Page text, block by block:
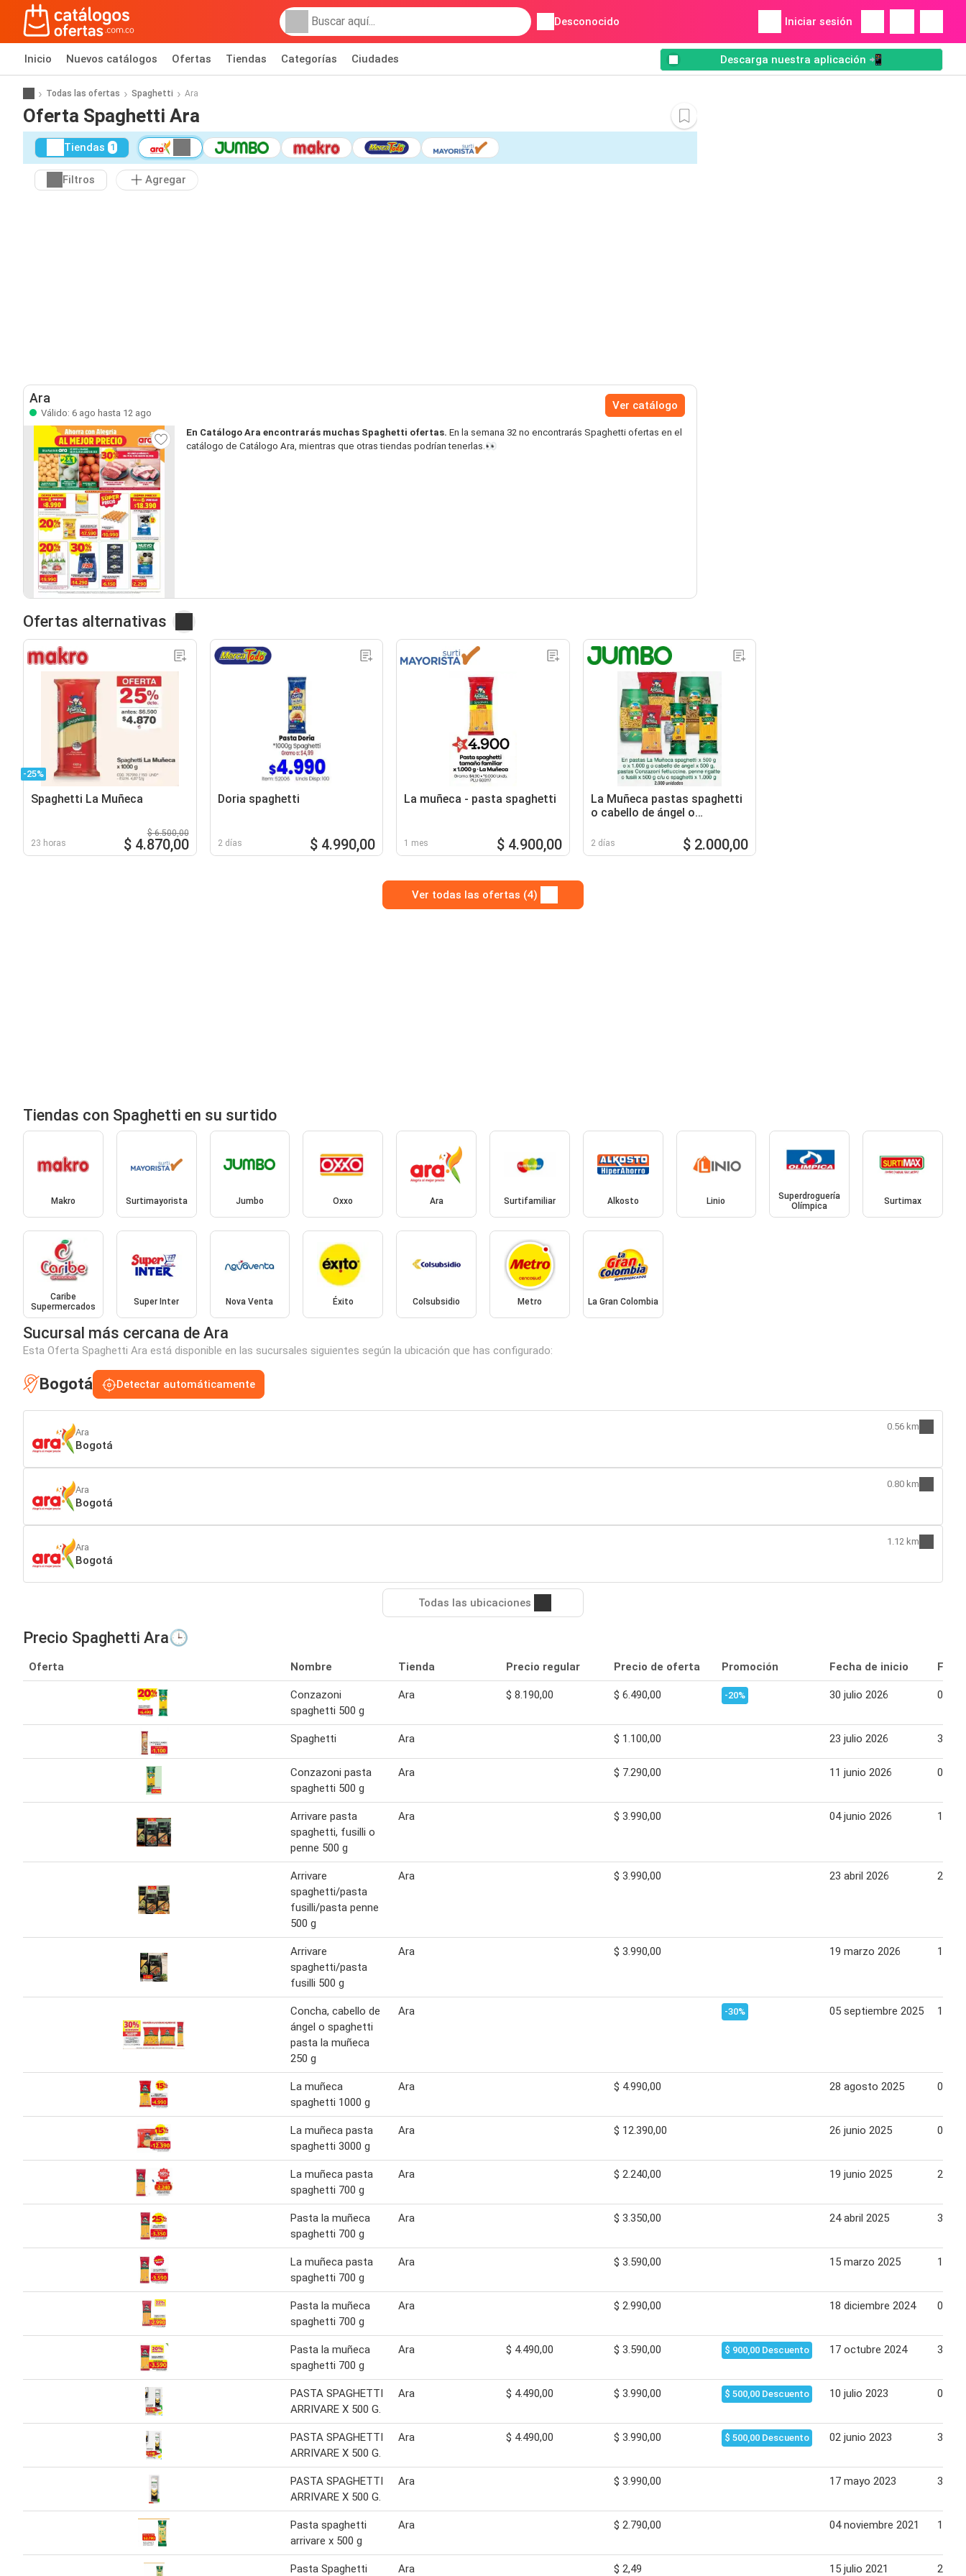
Desconocido Iniciar sesión
Inicio Nuevos catálogos Ofertas Tiendas Categorías Ciudades Descarga nuestra aplicación 📲
Todas las ofertas Spaghetti Ara
Oferta Spaghetti Ara
Tiendas 1
Filtros Agregar
Ara
Válido: 6 ago hasta 12 ago
Ver catálogo
En Catálogo Ara encontrarás muchas Spaghetti ofertas. En la semana 32 no encontrarás Spaghetti ofertas en el
catálogo de Catálogo Ara, mientras que otras tiendas podrían tenerlas.👀
Ofertas alternativas
-25%
Spaghetti La Muñeca
23 horas
$ 6.500,00
$ 4.870,00
Doria spaghetti
2 días $ 4.990,00
La muñeca - pasta spaghetti
1 mes $ 4.900,00
La Muñeca pastas spaghetti
o cabello de ángel o
rigate o fusili
2 días $ 2.000,00
Ver todas las ofertas (4)
Tiendas con Spaghetti en su surtido
Makro Surtimayorista Jumbo Oxxo Ara Surtifamiliar Alkosto Linio
Superdroguería
Olímpica
Surtimax
Caribe
Supermercados
Super Inter Nova Venta Éxito Colsubsidio Metro La Gran Colombia
Sucursal más cercana de Ara
Esta Oferta Spaghetti Ara está disponible en las sucursales siguientes según la ubicación que has configurado:
Bogotá Detectar automáticamente
Ara
Bogotá
0.56 km
Ara
Bogotá
0.80 km
Ara
Bogotá
1.12 km
Todas las ubicaciones
Precio Spaghetti Ara🕒
Oferta Nombre Tienda Precio regular Precio de oferta Promoción Fecha de inicio
Conzazoni
spaghetti 500 g
Ara $ 8.190,00 $ 6.490,00 -20% 30 julio 2026 05
Spaghetti Ara $ 1.100,00 23 julio 2026 31
Conzazoni pasta
spaghetti 500 g
Ara $ 7.290,00 11 junio 2026 08
Arrivare pasta
spaghetti, fusilli o
penne 500 g
Ara $ 3.990,00 04 junio 2026 10
Arrivare
spaghetti/pasta
fusilli/pasta penne
500 g
Ara $ 3.990,00 23 abril 2026 26
Arrivare
spaghetti/pasta
fusilli 500 g
Ara $ 3.990,00 19 marzo 2026 19
Concha, cabello de
ángel o spaghetti
pasta la muñeca
250 g
Ara -30% 05 septiembre 2025 10
La muñeca
spaghetti 1000 g
Ara $ 4.990,00 28 agosto 2025 03
La muñeca pasta
spaghetti 3000 g
Ara $ 12.390,00 26 junio 2025 02
La muñeca pasta
spaghetti 700 g
Ara $ 2.240,00 19 junio 2025 25
Pasta la muñeca
spaghetti 700 g
Ara $ 3.350,00 24 abril 2025 30
La muñeca pasta
spaghetti 700 g
Ara $ 3.590,00 15 marzo 2025 16
Pasta la muñeca
spaghetti 700 g
Ara $ 2.990,00 18 diciembre 2024 01
Pasta la muñeca
spaghetti 700 g
Ara $ 4.490,00 $ 3.590,00 $ 900,00 Descuento 17 octubre 2024 31
PASTA SPAGHETTI
ARRIVARE X 500 G.
Ara $ 4.490,00 $ 3.990,00 $ 500,00 Descuento 10 julio 2023 02
PASTA SPAGHETTI
ARRIVARE X 500 G.
Ara $ 4.490,00 $ 3.990,00 $ 500,00 Descuento 02 junio 2023 30
PASTA SPAGHETTI
ARRIVARE X 500 G.
Ara $ 3.990,00 17 mayo 2023 30
Pasta spaghetti
arrivare x 500 g
Ara $ 2.790,00 04 noviembre 2021 10
Pasta Spaghetti Ara $ 2,49 15 julio 2021 21